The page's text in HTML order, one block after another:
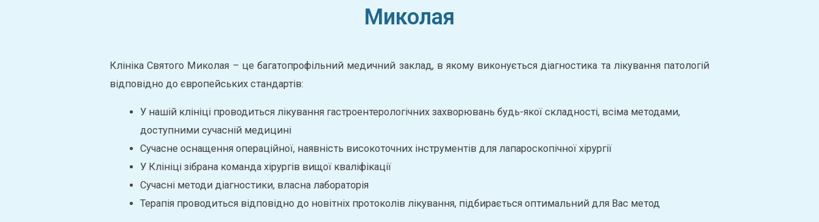
Миколая
Клініка Святого Миколая – це багатопрофільний медичний заклад, в якому виконується діагностика та лікування патологій
відповідно до європейських стандартів:
У нашій клініці проводиться лікування гастроентерологічних захворювань будь-якої складності, всіма методами,
доступними сучасній медицині
Сучасне оснащення операційної, наявність високоточних інструментів для лапароскопічної хірургії
У Клініці зібрана команда хірургів вищої кваліфікації
Сучасні методи діагностики, власна лабораторія
Терапія проводиться відповідно до новітніх протоколів лікування, підбирається оптимальний для Вас метод